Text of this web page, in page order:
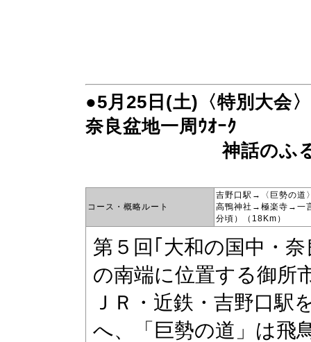
●5月25日(土)〈特別大会
奈良盆地一周ｳｵｰｸ
神話のふるさと
コース・概略ルート
吉野口駅→〈巨勢の
高鴨神社→極楽寺→一
分頃）（18Km）